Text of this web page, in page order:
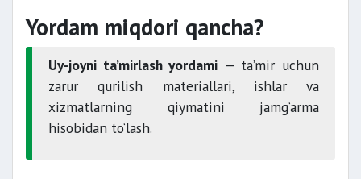
Yordam miqdori qancha?
Uy-joyni ta’mirlash yordami — ta’mir uchun
zarur qurilish materiallari, ishlar va
xizmatlarning qiymatini jamg‘arma
hisobidan to‘lash.